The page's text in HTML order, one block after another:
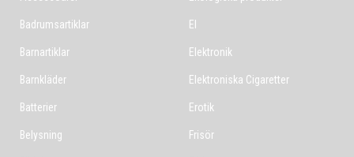
Badrumsartiklar
Barnartiklar
Barnkläder
Batterier
Belysning
El
Elektronik
Elektroniska Cigaretter
Erotik
Frisör